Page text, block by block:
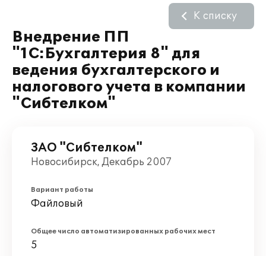
Внедрение ПП
"1С:Бухгалтерия 8" для
ведения бухгалтерского и
налогового учета в компании
"Сибтелком"
К списку
ЗАО "Сибтелком"
Новосибирск, Декабрь 2007
Вариант работы
Файловый
Общее число автоматизированных рабочих мест
5